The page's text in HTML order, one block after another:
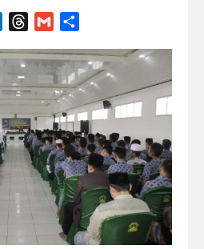
LinkedInThreads
Gmail